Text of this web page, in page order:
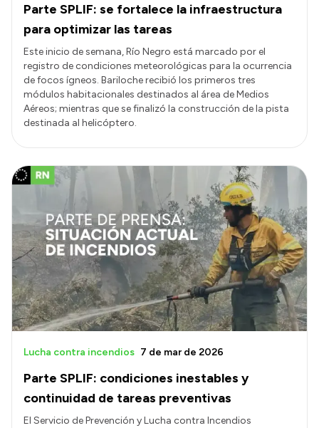
Parte SPLIF: se fortalece la infraestructura
para optimizar las tareas
Este inicio de semana, Río Negro está marcado por el
registro de condiciones meteorológicas para la ocurrencia
de focos ígneos. Bariloche recibió los primeros tres
módulos habitacionales destinados al área de Medios
Aéreos; mientras que se finalizó la construcción de la pista
destinada al helicóptero.
Parte SPLIF: condiciones inestables y
continuidad de tareas preventivas
Lucha contra incendios 7 de mar de 2026
El Servicio de Prevención y Lucha contra Incendios